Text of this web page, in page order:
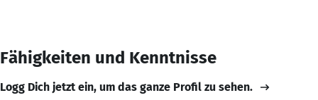
Fähigkeiten und Kenntnisse
Logg Dich jetzt ein, um das ganze Profil zu sehen.